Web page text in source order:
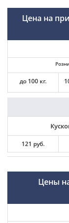
Цена на
до 100 кг.
121 руб.
Цены